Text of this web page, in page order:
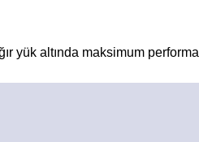
altında maksimum